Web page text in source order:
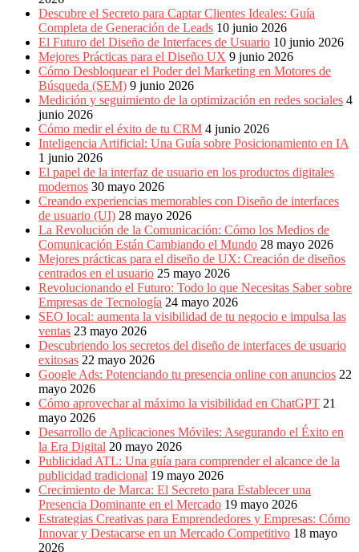
Descubre el Secreto para Captar Clientes Ideales: Guía
Completa de Generación de Leads 10 junio 2026
El Futuro del Diseño de Interfaces de Usuario 10 junio 2026
Mejores Prácticas para el Diseño UX 9 junio 2026
Cómo Desbloquear el Poder del Marketing en Motores de
Búsqueda (SEM) 9 junio 2026
Medición y seguimiento de la optimización en redes sociales 4
junio 2026
Cómo medir el éxito de tu CRM 4 junio 2026
Inteligencia Artificial: Una Guía sobre Posicionamiento en IA
1 junio 2026
El papel de la interfaz de usuario en los productos digitales
modernos 30 mayo 2026
Creando experiencias memorables con Diseño de interfaces
de usuario (UI) 28 mayo 2026
La Revolución de la Comunicación: Cómo los Medios de
Comunicación Están Cambiando el Mundo 28 mayo 2026
Mejores prácticas para el diseño de UX: Creación de diseños
centrados en el usuario 25 mayo 2026
Revolucionando el Futuro: Todo lo que Necesitas Saber sobre
Empresas de Tecnología 24 mayo 2026
SEO local: aumenta la visibilidad de tu negocio e impulsa las
ventas 23 mayo 2026
Descubriendo los secretos del diseño de interfaces de usuario
exitosas 22 mayo 2026
Google Ads: Potenciando tu presencia online con anuncios 22
mayo 2026
Cómo aprovechar al máximo la visibilidad en ChatGPT 21
mayo 2026
Desarrollo de Aplicaciones Móviles: Asegurando el Éxito en
la Era Digital 20 mayo 2026
Publicidad ATL: Una guía para comprender el alcance de la
publicidad tradicional 19 mayo 2026
Crecimiento de Marca: El Secreto para Establecer una
Presencia Dominante en el Mercado 19 mayo 2026
Estrategias Creativas para Emprendedores y Empresas: Cómo
Innovar y Destacarse en un Mercado Competitivo 18 mayo
2026